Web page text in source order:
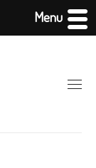
Menu